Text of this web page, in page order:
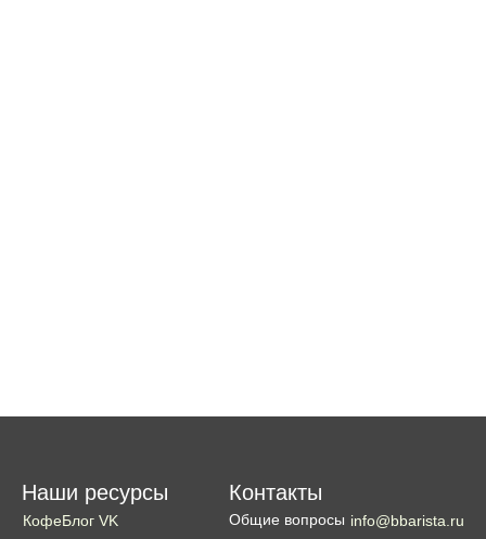
Наши ресурсы
КофеБлог VK
Контакты
Общие вопросы info@bbarista.ru